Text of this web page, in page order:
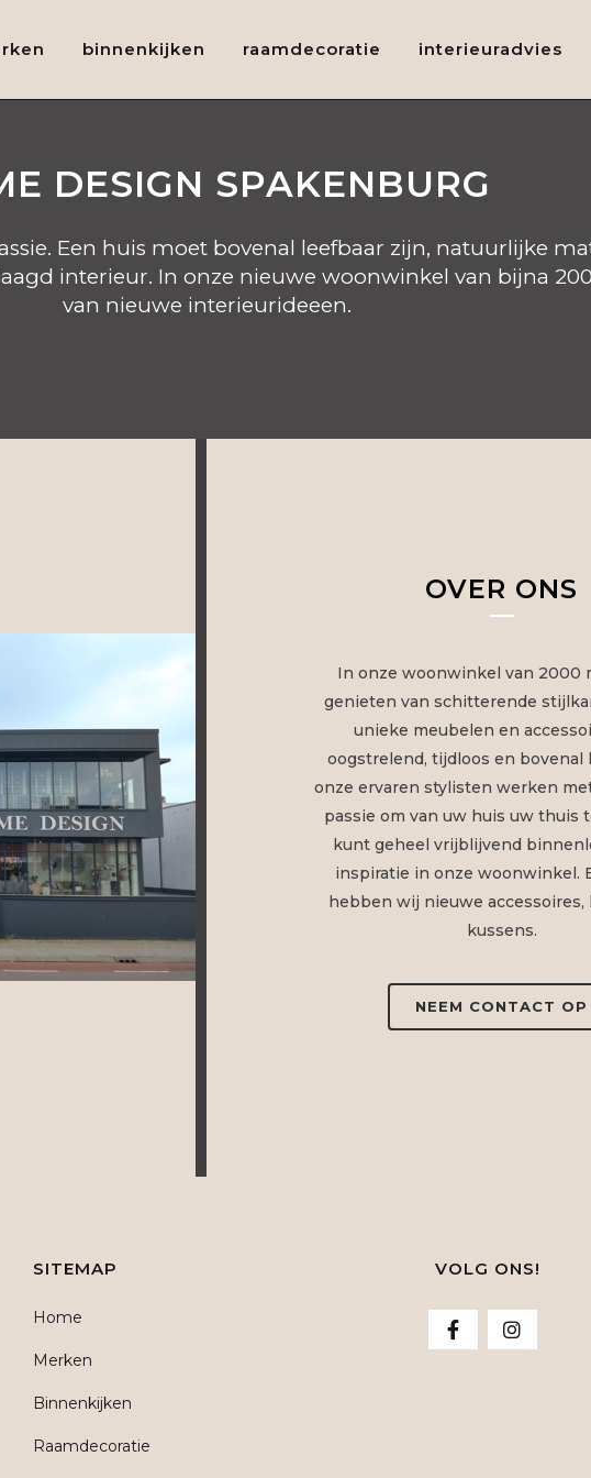
binnenkijken raamdecoratie interieuradvies
DESIGN SPAKENBURG
Een huis moet bovenal leefbaar zijn, natuurlijke
interieur. In onze nieuwe woonwinkel van bijna
van nieuwe interieurideeen.
OVER ONS
In onze woonwinkel van 2000
genieten van schitterende
unieke meubelen en
oogstrelend, tijdloos en bovenal
onze ervaren stylisten werken
passie om van uw huis uw thuis
kunt geheel vrijblijvend
inspiratie in onze woonwinkel.
hebben wij nieuwe accessoires,
kussens.
NEEM CONTACT OP
SITEMAP
Home
Merken
Binnenkijken
Raamdecoratie
VOLG ONS!